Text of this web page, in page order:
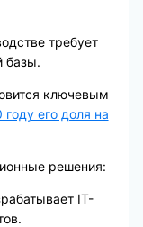
требует
базы.
ключевым
году его доля на
решения:
IT-